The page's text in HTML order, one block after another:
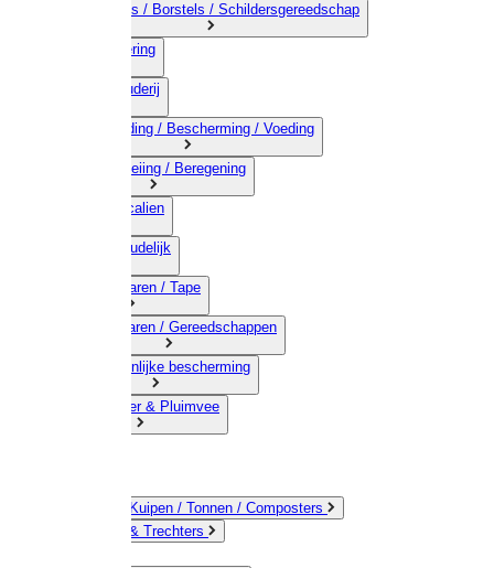
02) Bezems / Borstels / Schildersgereedschap
03) Afrastering
04) Veehouderij
05) Bestrijding / Bescherming / Voeding
06) Besproeiing / Beregening
07) Chemicalien
08) Huishoudelijk
09) Touwwaren / Tape
10) IJzerwaren / Gereedschappen
11) Persoonlijke bescherming
12) Kleindier & Pluimvee
Emmers / Kuipen / Tonnen / Composters
Jerrycans & Trechters